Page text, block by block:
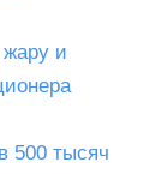
и
500 тысяч